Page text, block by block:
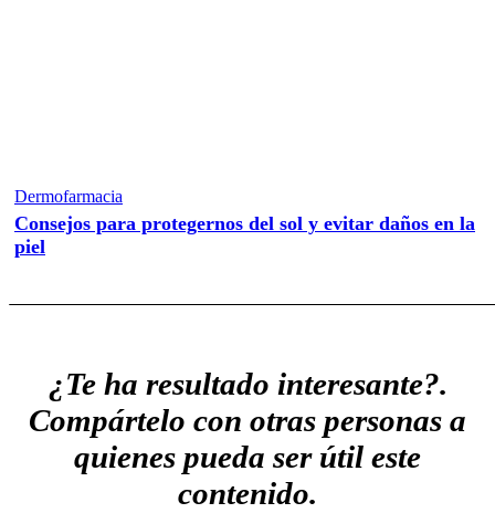
Dermofarmacia
Consejos para protegernos del sol y evitar daños en la
piel
¿Te ha resultado interesante?.
Compártelo con otras personas a
quienes pueda ser útil este
contenido.